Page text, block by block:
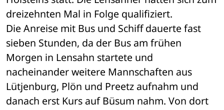
dreizehnten Mal in Folge qualifiziert.
Die Anreise mit Bus und Schiff dauerte fast
sieben Stunden, da der Bus am frühen
Morgen in Lensahn startete und
nacheinander weitere Mannschaften aus
Lütjenburg, Plön und Preetz aufnahm und
danach erst Kurs auf Büsum nahm. Von dort